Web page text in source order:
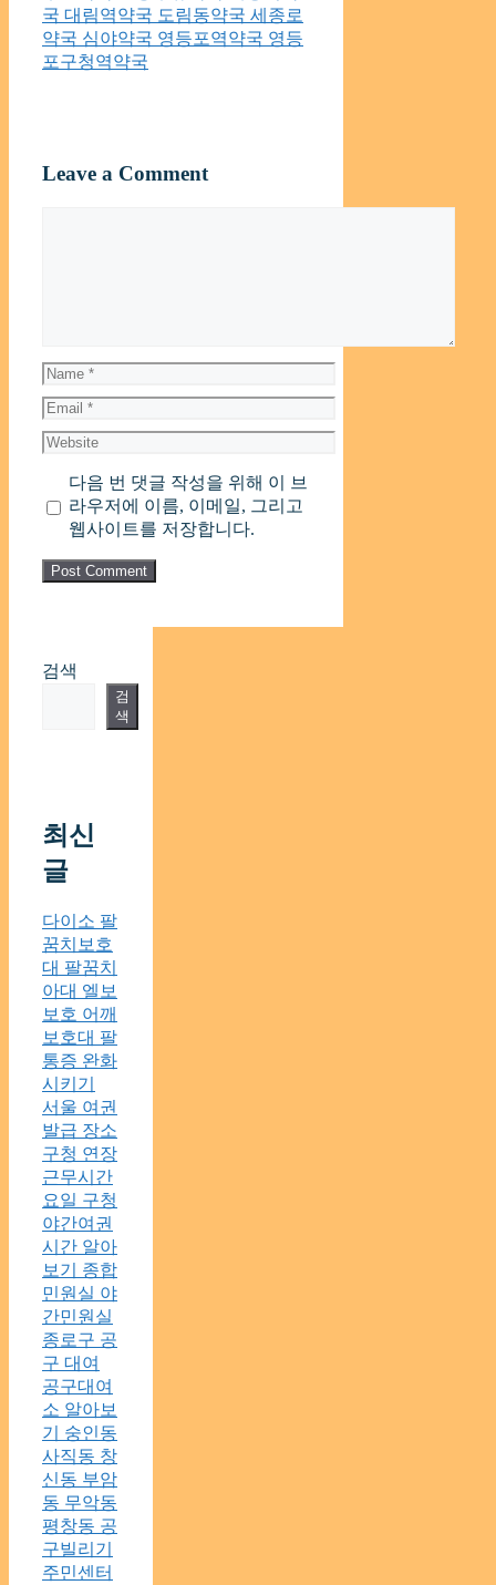
국 대림역약국 도림동약국 세종로
약국 심야약국 영등포역약국 영등
포구청역약국
Leave a Comment
Name
Email
Website
다음 번 댓글 작성을 위해 이 브
라우저에 이름, 이메일, 그리고
웹사이트를 저장합니다.
검색
검
색
최신
글
다이소 팔
꿈치보호
대 팔꿈치
아대 엘보
보호 어깨
보호대 팔
통증 완화
시키기
서울 여권
발급 장소
구청 연장
근무시간
요일 구청
야간여권
시간 알아
보기 종합
민원실 야
간민원실
종로구 공
구 대여
공구대여
소 알아보
기 숭인동
사직동 창
신동 부암
동 무악동
평창동 공
구빌리기
주민센터